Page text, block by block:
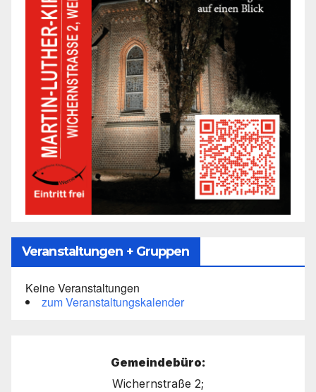
Veranstaltungen + Gruppen
Keine Veranstaltungen
zum Veranstaltungskalender
Gemeindebüro:
Wichernstraße 2;